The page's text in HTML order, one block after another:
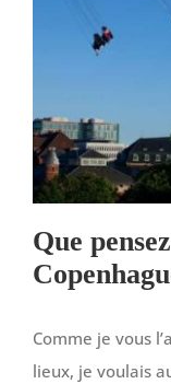
Que
Comme je vous
lieux, je voulais